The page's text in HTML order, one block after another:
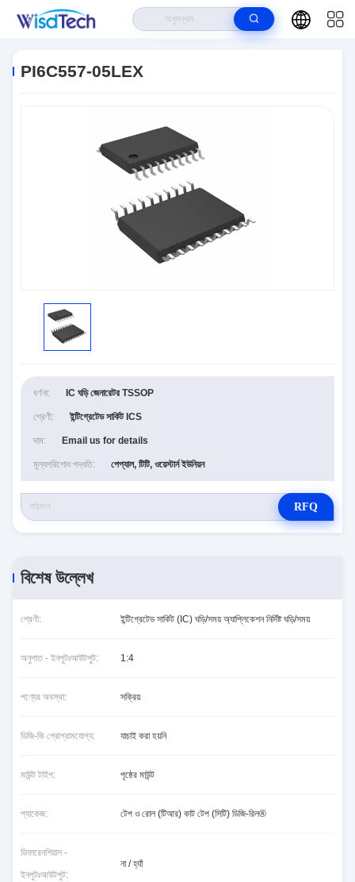
PI6C557-05LEX
বর্ণনা: IC ঘড়ি জেনারেটর TSSOP
শ্রেণী: ইন্টিগ্রেটেড সার্কিট ICS
দাম: Email us for details
মূল্যপরিশোধ পদ্ধতি: পেপ্যাল, টিটি, ওয়েস্টার্ন ইউনিয়ন
RFQ
বিশেষ উল্লেখ
শ্রেণী: ইন্টিগ্রেটেড সার্কিট (IC) ঘড়ি/সময় অ্যাপ্লিকেশন নির্দিষ্ট ঘড়ি/সময়
অনুপাত - ইনপুটঃআউটপুট: 1:4
পণ্যের অবস্থা: সক্রিয়
ডিজি-কি প্রোগ্রামযোগ্য: যাচাই করা হয়নি
মাউন্ট টাইপ: পৃষ্ঠের মাউন্ট
প্যাকেজ: টেপ ও রোল (টিআর) কাট টেপ (সিটি) ডিজি-রিল®
ডিফারেনশিয়াল -
ইনপুটঃআউটপুট:
না / হ্যাঁ